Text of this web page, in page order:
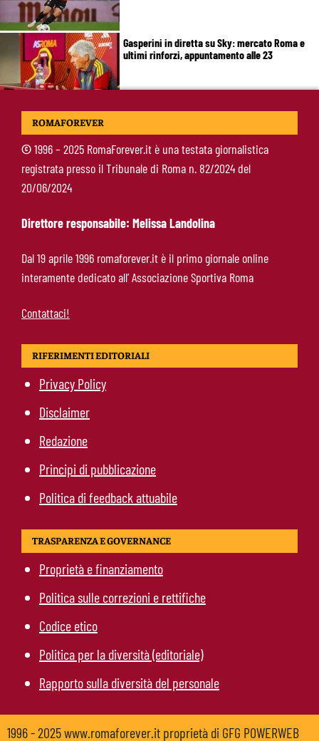
Gasperini in diretta su Sky: mercato Roma e
ultimi rinforzi, appuntamento alle 23
Pellegrini-Roma, rinnovo mai così vicino:
Alajbegovic, Pjanic svela il ruolo: perché il
talento seguito dalla Roma ha scelto la
Juventus
ROMAFOREVER
©1996 – 2025 RomaForever.it è una testata giornalistica
registrata presso il Tribunale di Roma n. 82/2024 del
20/06/2024
Direttore responsabile: Melissa Landolina
Dal 19 aprile 1996 romaforever.it è il primo giornale online
interamente dedicato all’ Associazione Sportiva Roma
Contattaci!
RIFERIMENTI EDITORIALI
Privacy Policy
Disclaimer
Redazione
Principi di pubblicazione
Politica di feedback attuabile
TRASPARENZA E GOVERNANCE
Proprietà e finanziamento
Politica sulle correzioni e rettifiche
Codice etico
Politica per la diversità (editoriale)
Rapporto sulla diversità del personale
1996 - 2025 www.romaforever.it proprietà di GFG POWERWEB